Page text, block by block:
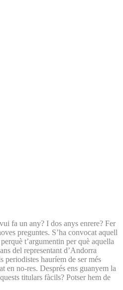
fa un any? I dos anys enrere? Fer
preguntes. S’ha convocat aquell
t’argumentin per què aquella
del representant d’Andorra
periodistes hauríem de ser més
en no-res. Després ens guanyem la
titulars fàcils? Potser hem de